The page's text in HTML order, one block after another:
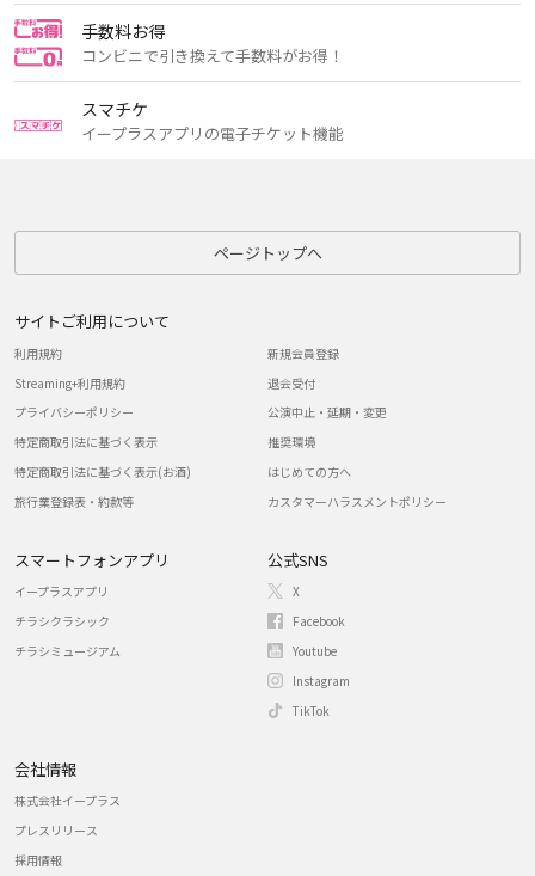
手数料お得
コンビニで引き換えて手数料がお得！
スマチケ
イープラスアプリの電子チケット機能
ページトップへ
サイトご利用について
利用規約
Streaming+利用規約
プライバシーポリシー
特定商取引法に基づく表示
特定商取引法に基づく表示(お酒)
旅行業登録表・約款等
新規会員登録
退会受付
公演中止・延期・変更
推奨環境
はじめての方へ
カスタマーハラスメントポリシー
スマートフォンアプリ
イープラスアプリ
チラシクラシック
チラシミュージアム
公式SNS
X
Facebook
Youtube
Instagram
TikTok
会社情報
株式会社イープラス
プレスリリース
採用情報